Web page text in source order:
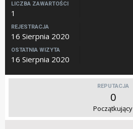
LICZBA ZAWARTOŚCI
1
REJESTRACJA
16 Sierpnia 2020
OSTATNIA WIZYTA
16 Sierpnia 2020
REPUTACJA
0
Początkujący